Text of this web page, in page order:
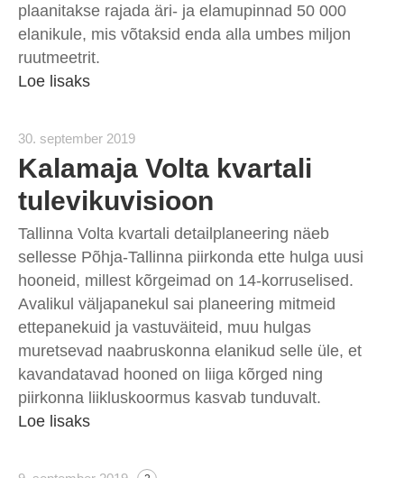
plaanitakse rajada äri- ja elamupinnad 50 000
elanikule, mis võtaksid enda alla umbes miljon
ruutmeetrit.
Loe lisaks
30. september 2019
Kalamaja Volta kvartali
tulevikuvisioon
Tallinna Volta kvartali detailplaneering näeb
sellesse Põhja-Tallinna piirkonda ette hulga uusi
hooneid, millest kõrgeimad on 14-korruselised.
Avalikul väljapanekul sai planeering mitmeid
ettepanekuid ja vastuväiteid, muu hulgas
muretsevad naabruskonna elanikud selle üle, et
kavandatavad hooned on liiga kõrged ning
piirkonna liikluskoormus kasvab tunduvalt.
Loe lisaks